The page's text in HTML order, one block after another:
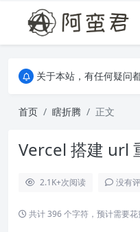
关于本站，有任何疑问
关于本站，有任何疑问
首页
瞎折腾 正文
Vercel 搭建 url
2.1K+次阅读 没有
共计 396 个字符，预计需要花